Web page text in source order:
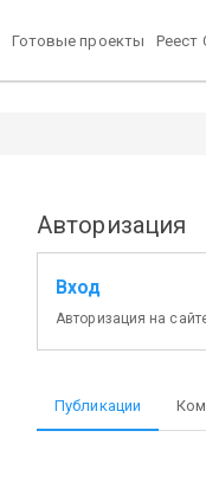
Готовые проекты Реест
Авторизация
Вход
Авторизация на
Публикации